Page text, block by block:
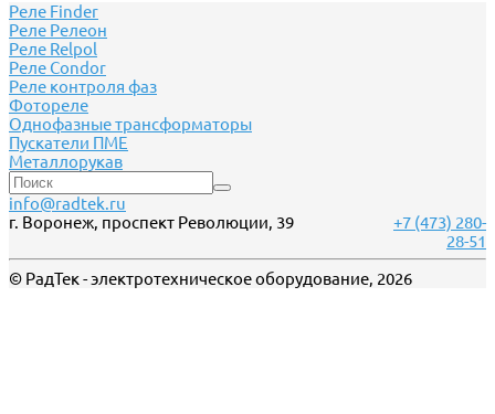
Реле Finder
Реле Релеон
Реле Relpol
Реле Сondor
Реле контроля фаз
Фотореле
Однофазные трансформаторы
Пускатели ПМЕ
Металлорукав
info@radtek.ru
г. Воронеж, проспект Революции, 39
+7 (473) 280-
28-51
© РадТек - электротехническое оборудование, 2026